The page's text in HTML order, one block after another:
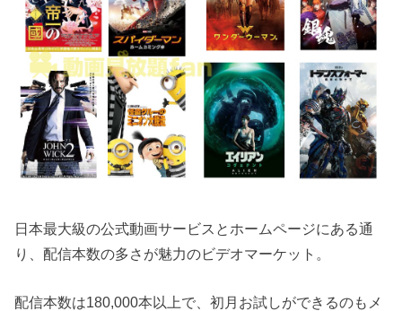
日本最大級の公式動画サービスとホームページにある通
り、配信本数の多さが魅力のビデオマーケット。
配信本数は180,000本以上で、初月お試しができるのもメ